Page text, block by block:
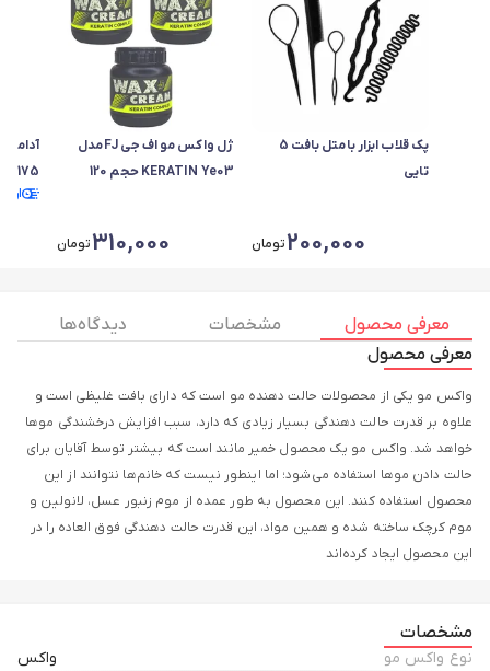
پک قلاب ابزار بامتل بافت 5
تایی
200,000تومان
ژل واکس مو اف جی FJ مدل
KERATIN Ye03 حجم 120
310,000تومان
175 میل
معرفی محصول مشخصات
دیدگاه ها
معرفی محصول
واکس مو یکی از محصولات حالت دهنده مو است که دارای بافت غلیظی است و
علاوه بر قدرت حالت دهندگی بسیار زیادی که دارد، سبب افزایش درخشندگی موها
خواهد شد. واکس مو یک محصول خمیر مانند است که بیشتر توسط آقایان برای
حالت دادن موها استفاده می‌شود؛ اما اینطور نیست که خانم‌ها نتوانند از این
محصول استفاده کنند. این محصول به طور عمده از موم زنبور عسل، لانولین و
موم کرچک ساخته شده و همین مواد، این قدرت حالت دهندگی فوق‌ العاده را در
این محصول ایجاد کرده‌اند
مشخصات
نوع واکس مو
واکس